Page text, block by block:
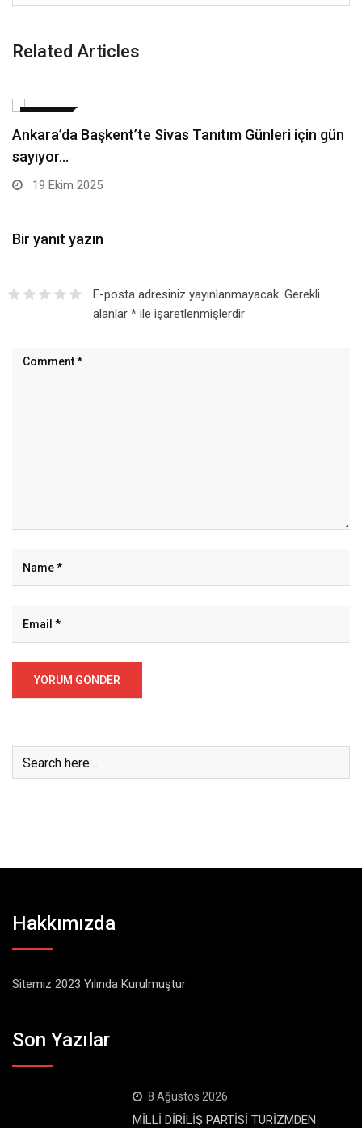
Related Articles
CHP Kocaeli Kongresi’nde basına saldırı gerginliği –
Birlik…
19 Ekim 2025
Bir yanıt yazın
E-posta adresiniz yayınlanmayacak. Gerekli
alanlar *ile işaretlenmişlerdir
Hakkımızda
Sitemiz 2023 Yılında Kurulmuştur
Son Yazılar
8 Ağustos 2026
MİLLİ DİRİLİŞ PARTİSİ TURİZMDEN